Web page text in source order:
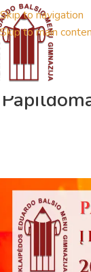
Skip to navigation
Skip to main
Virtualus